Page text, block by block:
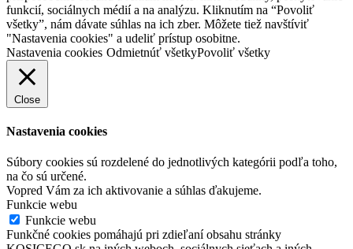
funkcií, sociálnych médií a na analýzu. Kliknutím na “Povoliť
všetky”, nám dávate súhlas na ich zber. Môžete tiež navštíviť
"Nastavenia cookies" a udeliť prístup osobitne.
Nastavenia cookies Odmietnúť všetkyPovoliť všetky
Close
Nastavenia cookies
Súbory cookies sú rozdelené do jednotlivých kategórii podľa toho,
na čo sú určené.
Vopred Vám za ich aktivovanie a súhlas ďakujeme.
Funkcie webu
Funkcie webu
Funkčné cookies pomáhajú pri zdieľaní obsahu stránky